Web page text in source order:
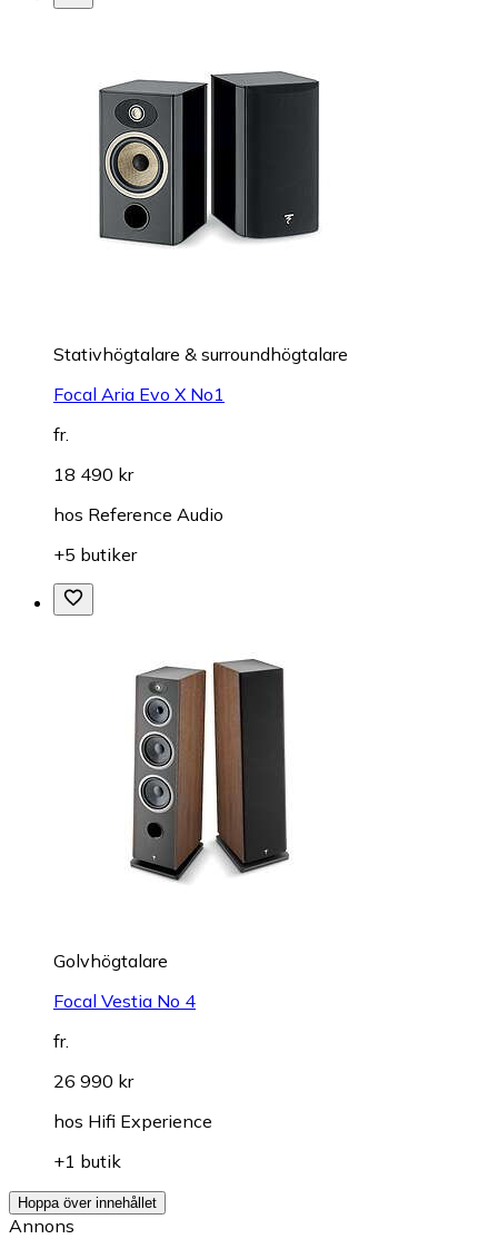
Stativhögtalare & surroundhögtalare
Focal Aria Evo X No1
fr.
18 490 kr
hos Reference Audio
+5 butiker
Golvhögtalare
Focal Vestia No 4
fr.
26 990 kr
hos Hifi Experience
+1 butik
Hoppa över innehållet
Annons